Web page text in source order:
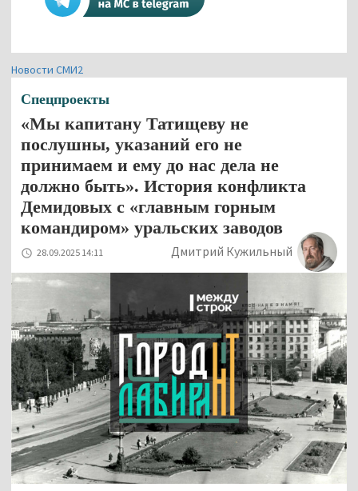
Новости СМИ2
Спецпроекты
«Мы капитану Татищеву не
послушны, указаний его не
принимаем и ему до нас дела не
должно быть». История конфликта
Демидовых с «главным горным
командиром» уральских заводов
28.09.2025 14:11 Дмитрий Кужильный